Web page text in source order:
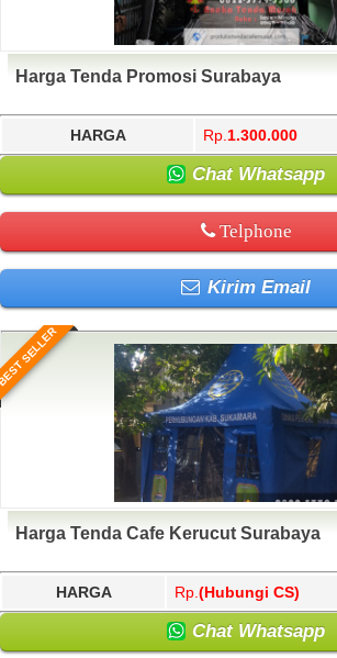
Harga Tenda Promosi Surabaya
HARGA Rp. 1.300.000
Chat Whatsapp
Telphone
Kirim Email
SELLER
Harga Tenda Cafe Kerucut Surabaya
HARGA Rp. (Hubungi CS)
Chat Whatsapp